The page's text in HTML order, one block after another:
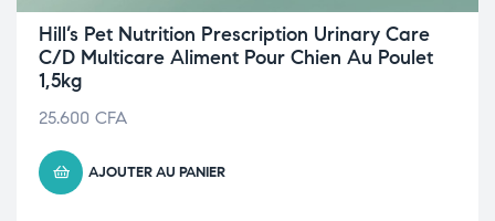
Hill’s Pet Nutrition Prescription Urinary Care
C/D Multicare Aliment Pour Chien Au Poulet
1,5kg
25.600 CFA
AJOUTER AU PANIER